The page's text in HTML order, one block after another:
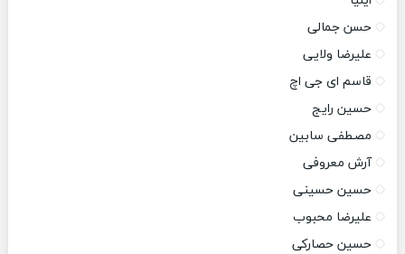
حسن جمالی
علیرضا ولایی
قاسم ای جی اچ
حسین رایج
مصطفی سابین
آرش معروفی
حسین حسینی
علیرضا محبوب
حسین حصارکی